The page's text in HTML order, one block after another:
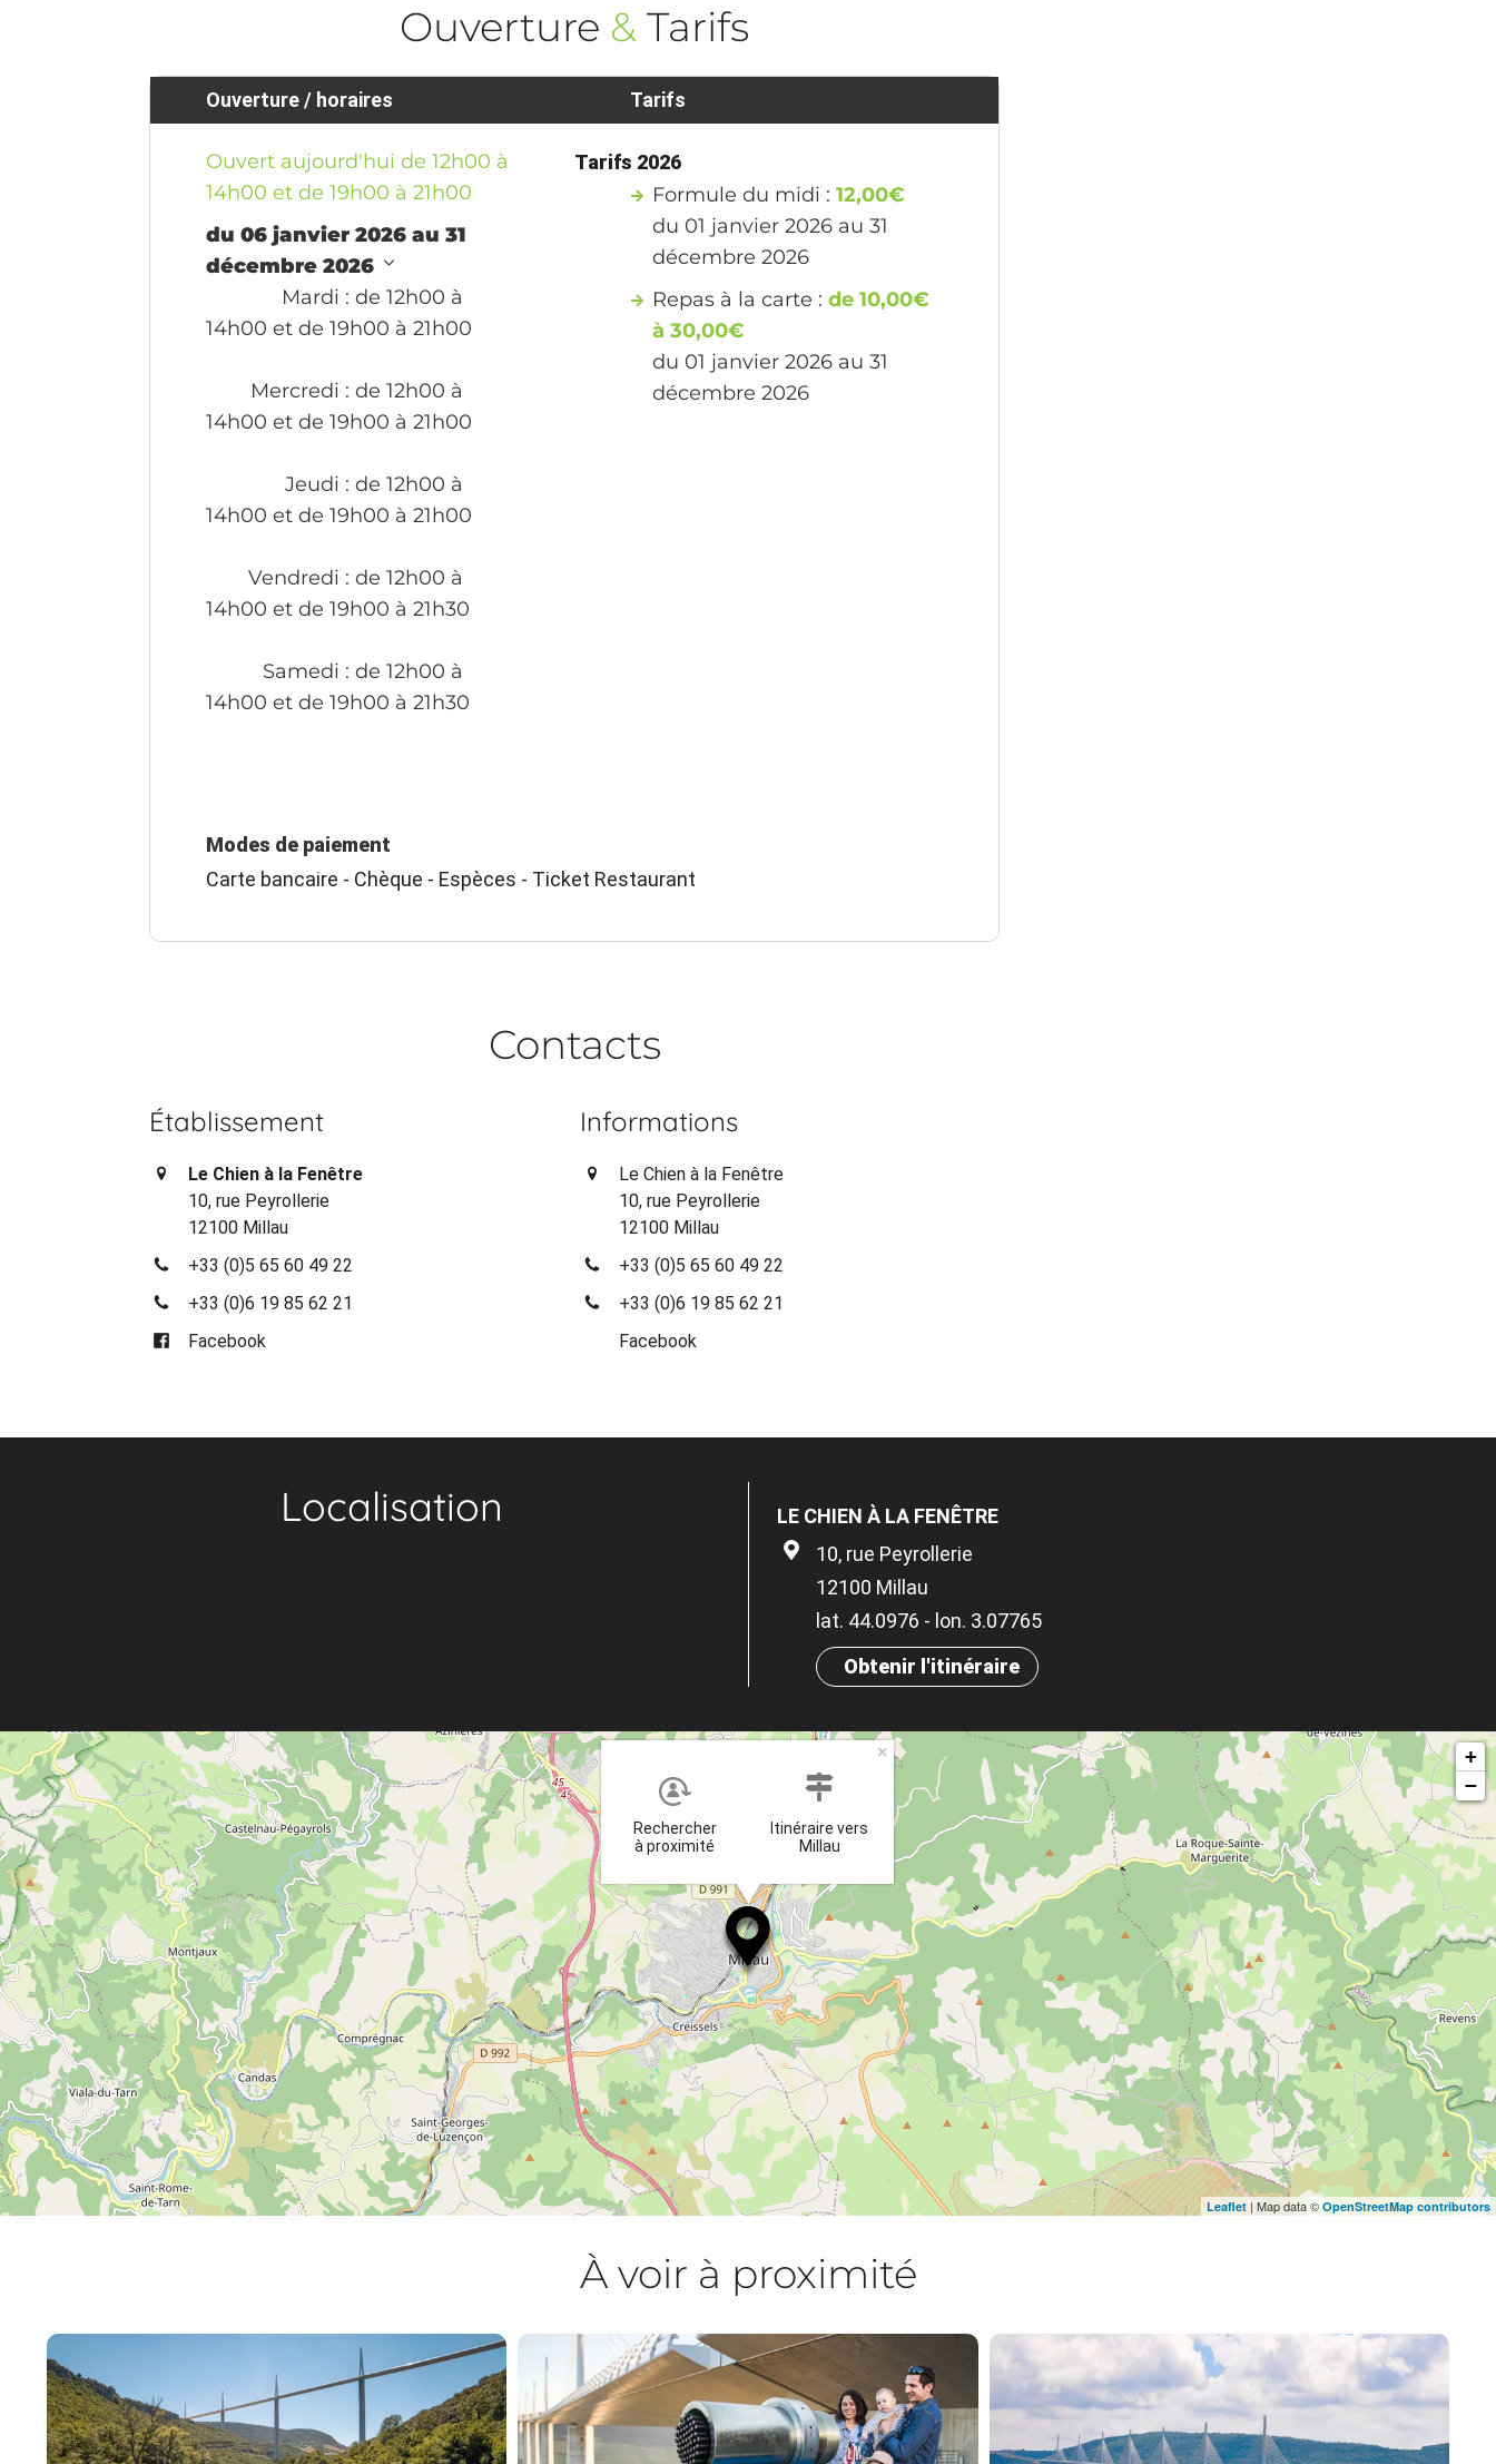
Ouverture & Tarifs
Ouverture / horaires
Ouvert aujourd'hui de 12h00 à
14h00 et de 19h00 à 21h00
du 06 janvier 2026 au 31
décembre 2026
Mardi : de 12h00 à
14h00 et de 19h00 à 21h00
Mercredi : de 12h00 à
14h00 et de 19h00 à 21h00
Jeudi : de 12h00 à
14h00 et de 19h00 à 21h00
Vendredi : de 12h00 à
14h00 et de 19h00 à 21h30
Samedi : de 12h00 à
14h00 et de 19h00 à 21h30
Tarifs
Tarifs 2026
Formule du midi :12,00€
du 01 janvier 2026 au 31
décembre 2026
Repas à la carte :de 10,00€
à 30,00€
du 01 janvier 2026 au 31
décembre 2026
Modes de paiement
Carte bancaire - Chèque - Espèces - Ticket Restaurant
Contacts
Établissement
Le Chien à la Fenêtre
10, rue Peyrollerie
12100 Millau
+33 (0)5 65 60 49 22
+33 (0)6 19 85 62 21
Facebook
Informations
Le Chien à la Fenêtre
10, rue Peyrollerie
12100 Millau
+33 (0)5 65 60 49 22
+33 (0)6 19 85 62 21
Facebook
Localisation
LE CHIEN À LA FENÊTRE
10, rue Peyrollerie
12100 Millau
lat. 44.0976 - lon. 3.07765
Obtenir l'itinéraire
Rechercher
à proximité
Itinéraire vers
Millau
×
+
−
Leaflet | Map data © OpenStreetMap contributors
À voir à proximité